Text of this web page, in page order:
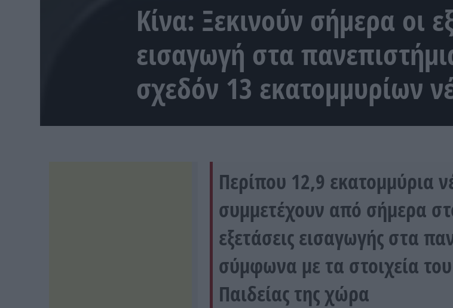
Κίνα: Ξεκινούν σήμερα οι
εισαγωγή στα
σχεδόν 13 εκατομμυρίων
Περίπου 12,9 εκατομμύρια
συμμετέχουν από σήμερα
εξετάσεις εισαγωγής στα
σύμφωνα με τα στοιχεία
Παιδείας της χώρα